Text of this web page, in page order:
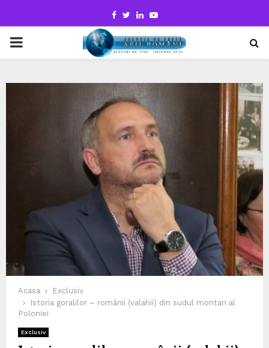
Facebook
TwitterLinkedinYoutube
PRIMARY
Acasa
Exclusiv
Istoria goralilor – românii (valahii) din sudul montan al
Poloniei
Exclusiv